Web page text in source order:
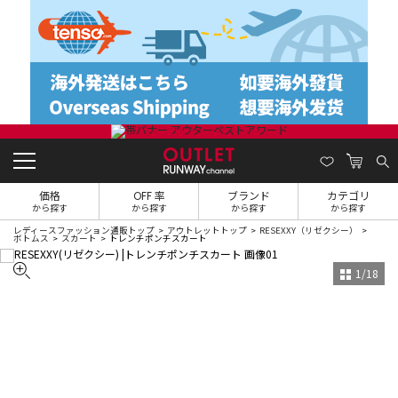
価格
から探す
OFF 率
から探す
ブランド
から探す
カテゴリ
から探す
レディースファッション通販トップ アウトレットトップ RESEXXY（リゼクシー）
ボトムス スカート トレンチポンチスカート
1 /18